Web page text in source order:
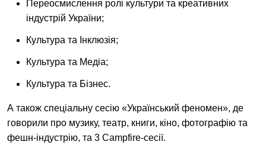
Переосмислення ролі культури та креативних
індустрій України;
Культура та Інклюзія;
Культура та Медіа;
Культура та Бізнес.
А також спеціальну сесію «Український феномен», де
говорили про музику, театр, книги, кіно, фотографію та
фешн-індустрію, та 3 Campfire-сесії.